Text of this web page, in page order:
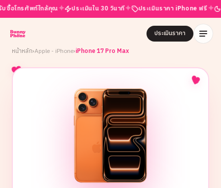
รศัพท์ใกล้คุณ✦ ประเมินใน 30 วินาที✦ ประเมินราคา iPhone ฟรี✦ เปิดบ
ประเมินราคา
หน้าหลัก›Apple - iPhone›iPhone 17 Pro Max